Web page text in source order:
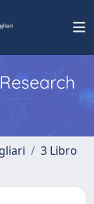
3 Libro